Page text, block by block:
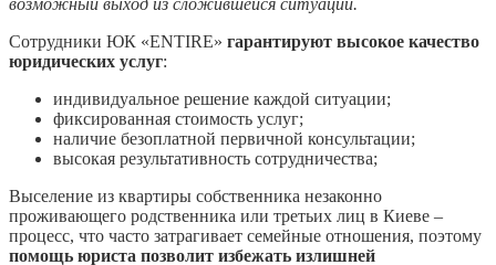
возможный выход из сложившейся ситуации.
Сотрудники ЮК «ENTIRE» гарантируют высокое качество
юридических услуг:
индивидуальное решение каждой ситуации;
фиксированная стоимость услуг;
наличие безоплатной первичной консультации;
высокая результативность сотрудничества;
Выселение из квартиры собственника незаконно
проживающего родственника или третьих лиц в Киеве –
процесс, что часто затрагивает семейные отношения, поэтому
помощь юриста позволит избежать излишней